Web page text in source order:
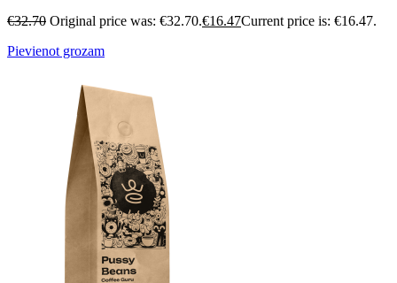
€32.70 Original price was: €32.70.€16.47Current price is: €16.47.
Pievienot grozam